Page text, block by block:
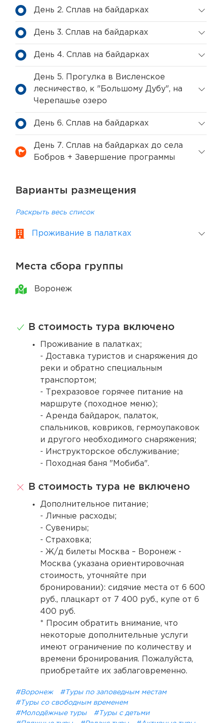
День 2. Сплав на байдарках
День 3. Сплав на байдарках
День 4. Сплав на байдарках
День 5. Прогулка в Висленское
лесничество, к "Большому Дубу", на
Черепашье озеро
День 6. Сплав на байдарках
День 7. Сплав на байдарках до села
Бобров + Завершение программы
Варианты размещения
Раскрыть весь список
Проживание в палатках
Места сбора группы
Воронеж
В стоимость тура включено
Проживание в палатках;
- Доставка туристов и снаряжения до
реки и обратно специальным
транспортом;
- Трехразовое горячее питание на
маршруте (походное меню);
- Аренда байдарок, палаток,
спальников, ковриков, гермоупаковок
и другого необходимого снаряжения;
- Инструкторское обслуживание;
- Походная баня "Мобиба".
В стоимость тура не включено
Дополнительное питание;
- Личные расходы;
- Сувениры;
- Страховка;
- Ж/д билеты Москва – Воронеж -
Москва (указана ориентировочная
стоимость, уточняйте при
бронировании): сидячие места от 6 600
руб., плацкарт от 7 400 руб., купе от 6
400 руб.
* Просим обратить внимание, что
некоторые дополнительные услуги
имеют ограничение по количеству и
времени бронирования. Пожалуйста,
приобретайте их заблаговременно.
#Воронеж
#Туры по заповедным местам
#Туры со свободным временем
#Молодёжные туры
#Туры с детьми